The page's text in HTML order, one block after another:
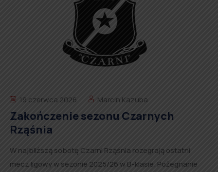
19 czerwca 2026 Marcin Kazuba
Zakończenie sezonu Czarnych
Rząśnia
W najbliższą sobotę Czarni Rząśnia rozegrają ostatni
mecz ligowy w sezonie 2025/26 w B-klasie. Pożegnanie